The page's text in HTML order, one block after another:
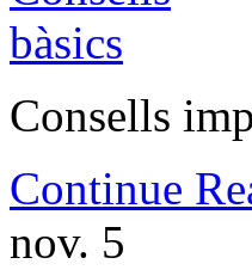
Consells
Continue
nov. 5